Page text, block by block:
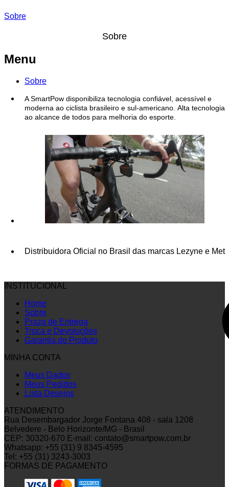
Sobre
Sobre
Menu
Sobre
A SmartPow disponibiliza tecnologia confiável, acessível e
moderna ao ciclista brasileiro e sul-americano. Alta tecnologia
ao alcance de todos para melhoria do esporte.
Distribuidora Oficial no Brasil das marcas Lezyne e Met
INSTITUCIONAL
Home
Sobre
Prazo de Entrega
Troca e Devoluções
Garantia do Produto
MINHA CONTA
Meus Dados
Meus Pedidos
Lista Desejos
ATENDIMENTO
Rua Desembargador Jorge Fontana 408 - sala 1208
Belvedere - Belo Horizonte/MG - Brasil
CEP: 30320-670 E-mail: contato@smartpow.com.br
Whatsapp: +55 (31) 9 8345-4595
Tel: +55 (31) 3243-3003
FORMAS DE PAGAMENTO